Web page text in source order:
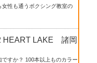
性も通うボクシング教室の
HEART LAKE 諸岡
ですか？ 100本以上ものカラー